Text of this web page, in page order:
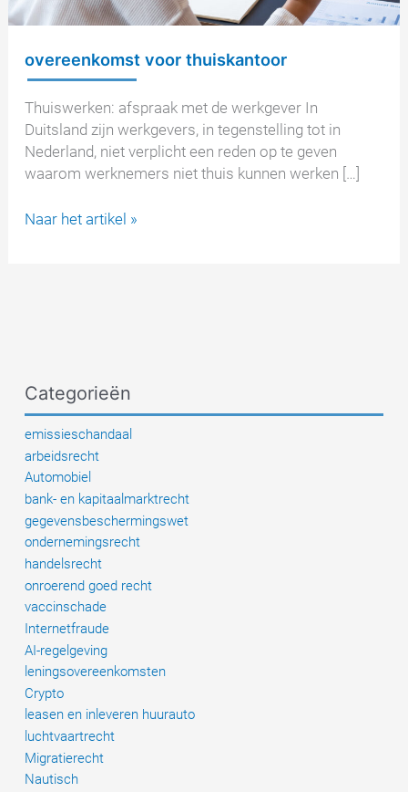
overeenkomst voor thuiskantoor
Thuiswerken: afspraak met de werkgever In
Duitsland zijn werkgevers, in tegenstelling tot in
Nederland, niet verplicht een reden op te geven
waarom werknemers niet thuis kunnen werken […]
overeenkomst
Naar het artikel »
Categorieën
emissieschandaal
arbeidsrecht
Automobiel
bank- en kapitaalmarktrecht
gegevensbeschermingswet
ondernemingsrecht
handelsrecht
onroerend goed recht
vaccinschade
Internetfraude
AI-regelgeving
leningsovereenkomsten
Crypto
leasen en inleveren huurauto
luchtvaartrecht
Migratierecht
Nautisch